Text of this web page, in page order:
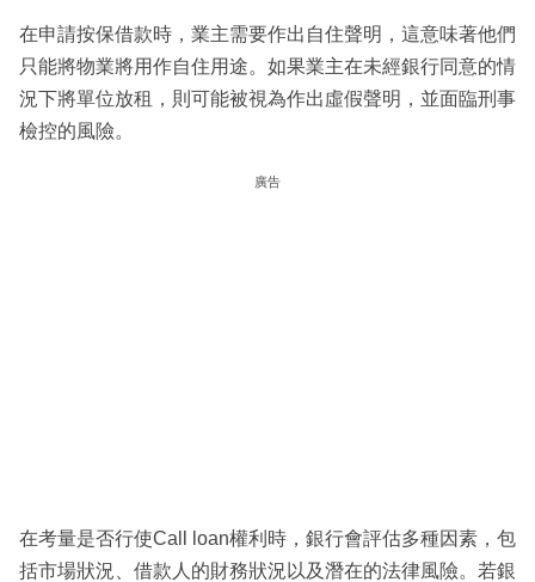
在申請按保借款時，業主需要作出自住聲明，這意味著他們
只能將物業將用作自住用途。如果業主在未經銀行同意的情
況下將單位放租，則可能被視為作出虛假聲明，並面臨刑事
檢控的風險。
廣告
在考量是否行使Call loan權利時，銀行會評估多種因素，包
括市場狀況、借款人的財務狀況以及潛在的法律風險。若銀